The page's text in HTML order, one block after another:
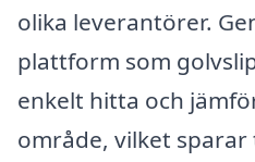
olika leverantörer.
plattform som
enkelt hitta och
område, vilket sparar